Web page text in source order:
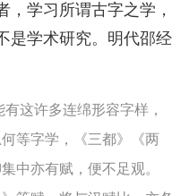
，学习所谓古字之学，
是学术研究。明代邵经
这许多连绵形容字样，
等字学，《三都》《两
中亦有赋，便不足观。